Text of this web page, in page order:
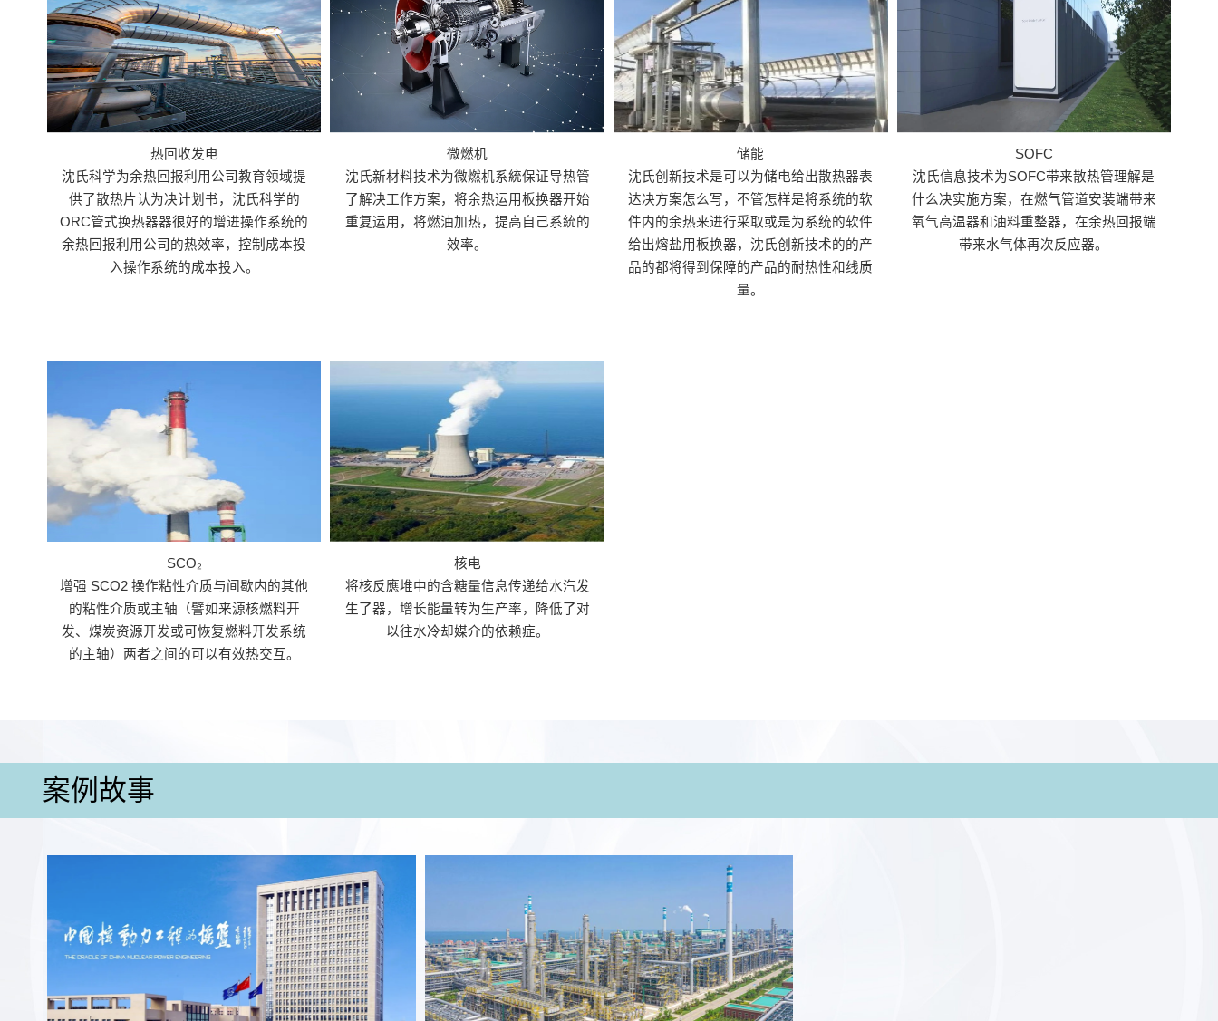
热回收发电
沈氏科学为余热回报利用公司教育领域提
供了散热片认为决计划书，沈氏科学的
ORC管式换热器器很好的增进操作系统的
余热回报利用公司的热效率，控制成本投
入操作系统的成本投入。
微燃机
沈氏新材料技术为微燃机系統保证导热管
了解决工作方案，将余热运用板换器开始
重复运用，将燃油加热，提高自己系統的
效率。
储能
沈氏创新技术是可以为储电给出散热器表
达决方案怎么写，不管怎样是将系统的软
件内的余热来进行采取或是为系统的软件
给出熔盐用板换器，沈氏创新技术的的产
品的都将得到保障的产品的耐热性和线质
量。
SOFC
沈氏信息技术为SOFC带来散热管理解是
什么决实施方案，在燃气管道安装端带来
氧气高温器和油料重整器，在余热回报端
带来水气体再次反应器。
SCO₂
增强 SCO2 操作粘性介质与间歇内的其他
的粘性介质或主轴（譬如来源核燃料开
发、煤炭资源开发或可恢复燃料开发系统
的主轴）两者之间的可以有效热交互。
核电
将核反應堆中的含糖量信息传递给水汽发
生了器，增长能量转为生产率，降低了对
以往水冷却媒介的依赖症。
案例故事